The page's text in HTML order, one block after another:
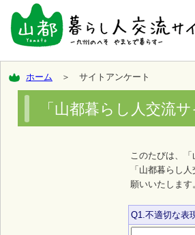
ホーム ＞ サイトアンケート
「山都暮らし人交流
このたびは、
「山都暮らし
願いいたします
Q1.不適切な表